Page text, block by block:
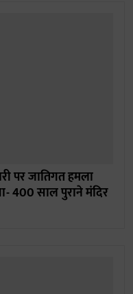
पर जातिगत हमला
400 साल पुराने मंदिर